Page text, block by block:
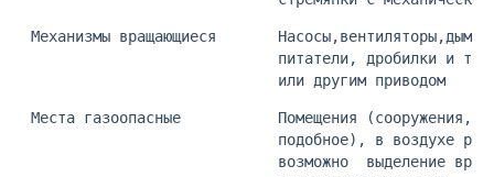
Механизмы вращающиеся
питатели, дробилки и
                             или другим приводом
Места газоопасные           Помещения (сооружения,
подобное), в воздухе
возможно  выделение